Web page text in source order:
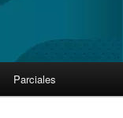
Parciales